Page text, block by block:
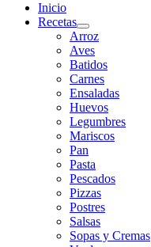
Inicio
Recetas
Arroz
Aves
Batidos
Carnes
Ensaladas
Huevos
Legumbres
Mariscos
Pan
Pasta
Pescados
Pizzas
Postres
Salsas
Sopas y Cremas